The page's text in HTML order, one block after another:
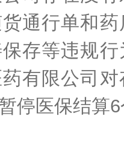
通行单和
存等违规
有限公司
停医保结算